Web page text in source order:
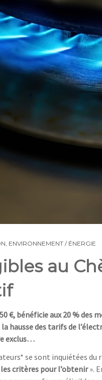
, ENVIRONNEMENT / ÉNERGIE
au
€, bénéficie aux 20 % des
hausse des tarifs de
exclus…
se sont inquiétées du
critères pour l’obtenir».